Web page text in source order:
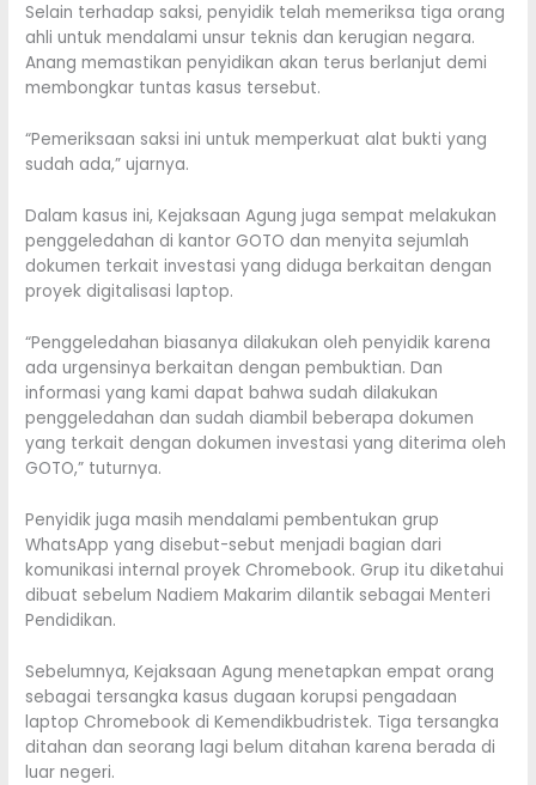
Selain terhadap saksi, penyidik telah memeriksa tiga orang
ahli untuk mendalami unsur teknis dan kerugian negara.
Anang memastikan penyidikan akan terus berlanjut demi
membongkar tuntas kasus tersebut.
“Pemeriksaan saksi ini untuk memperkuat alat bukti yang
sudah ada,” ujarnya.
Dalam kasus ini, Kejaksaan Agung juga sempat melakukan
penggeledahan di kantor GOTO dan menyita sejumlah
dokumen terkait investasi yang diduga berkaitan dengan
proyek digitalisasi laptop.
“Penggeledahan biasanya dilakukan oleh penyidik karena
ada urgensinya berkaitan dengan pembuktian. Dan
informasi yang kami dapat bahwa sudah dilakukan
penggeledahan dan sudah diambil beberapa dokumen
yang terkait dengan dokumen investasi yang diterima oleh
GOTO,” tuturnya.
Penyidik juga masih mendalami pembentukan grup
WhatsApp yang disebut-sebut menjadi bagian dari
komunikasi internal proyek Chromebook. Grup itu diketahui
dibuat sebelum Nadiem Makarim dilantik sebagai Menteri
Pendidikan.
Sebelumnya, Kejaksaan Agung menetapkan empat orang
sebagai tersangka kasus dugaan korupsi pengadaan
laptop Chromebook di Kemendikbudristek. Tiga tersangka
ditahan dan seorang lagi belum ditahan karena berada di
luar negeri.